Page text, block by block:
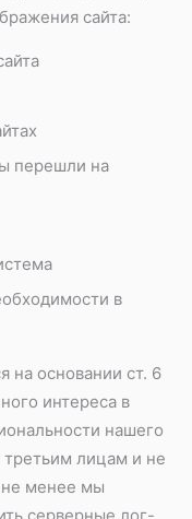
сайта:
перешли на
в
на основании ст. 6
интереса в
нашего
лицам и не
не менее мы